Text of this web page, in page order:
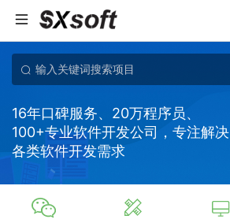
16年口碑服务、20万程序员、
100+专业软件开发公司，专注解决
各类软件开发需求